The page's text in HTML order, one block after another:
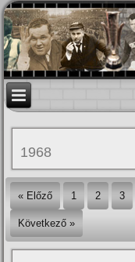
1968
« Előző 1 2 3
Következő »